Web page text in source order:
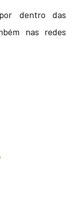
dentro das
nas redes